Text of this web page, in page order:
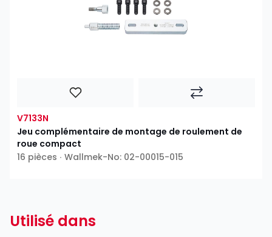
V7133N
Jeu complémentaire de montage de roulement de
roue compact
16 pièces ∙ Wallmek-No: 02-00015-015
Utilisé dans